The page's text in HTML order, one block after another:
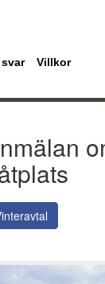
Villkor